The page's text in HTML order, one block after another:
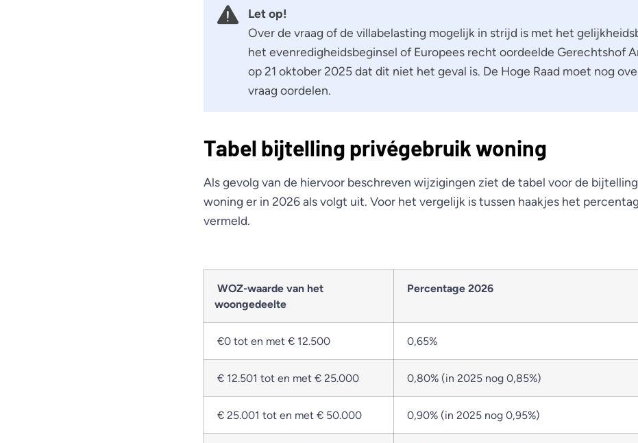
Let op!
Over de vraag of de villabelasting mogelijk in strijd is met het
het evenredigheidsbeginsel of Europees recht oordeelde Gerechtshof
op 21 oktober 2025 dat dit niet het geval is. De Hoge Raad moet nog
vraag oordelen.
Tabel bijtelling privégebruik woning
Als gevolg van de hiervoor beschreven wijzigingen ziet de tabel voor de
woning er in 2026 als volgt uit. Voor het vergelijk is tussen haakjes het
vermeld.
WOZ-waarde van het
woongedeelte
Percentage 2026
€0 tot en met € 12.500 0,65%
€ 12.501 tot en met € 25.000 0,80% (in 2025 nog 0,85%)
€ 25.001 tot en met € 50.000 0,90% (in 2025 nog 0,95%)